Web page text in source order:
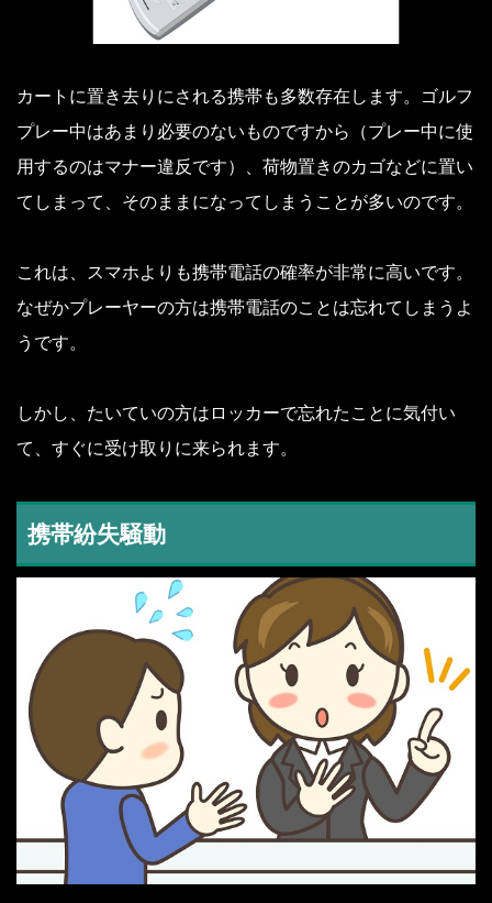
カートに置き去りにされる携帯も多数存在します。ゴルフ
プレー中はあまり必要のないものですから（プレー中に使
用するのはマナー違反です）、荷物置きのカゴなどに置い
てしまって、そのままになってしまうことが多いのです。
これは、スマホよりも携帯電話の確率が非常に高いです。
なぜかプレーヤーの方は携帯電話のことは忘れてしまうよ
うです。
しかし、たいていの方はロッカーで忘れたことに気付い
て、すぐに受け取りに来られます。
携帯紛失騒動